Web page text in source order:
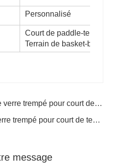
Personnalisé
Court de paddle-tennis,
Terrain de basket-ball
Précédent : Panneaux de verre trempé pour court de padel de 10 mm et 12 mm
Suivant : panneaux de verre trempé pour court de tennis padel pour projets d'enceinte de stade
message